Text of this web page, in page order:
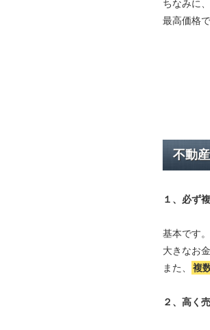
ちなみに
最高価格
不動
１、必ず
基本です
大きなお
また、
複
２、高く